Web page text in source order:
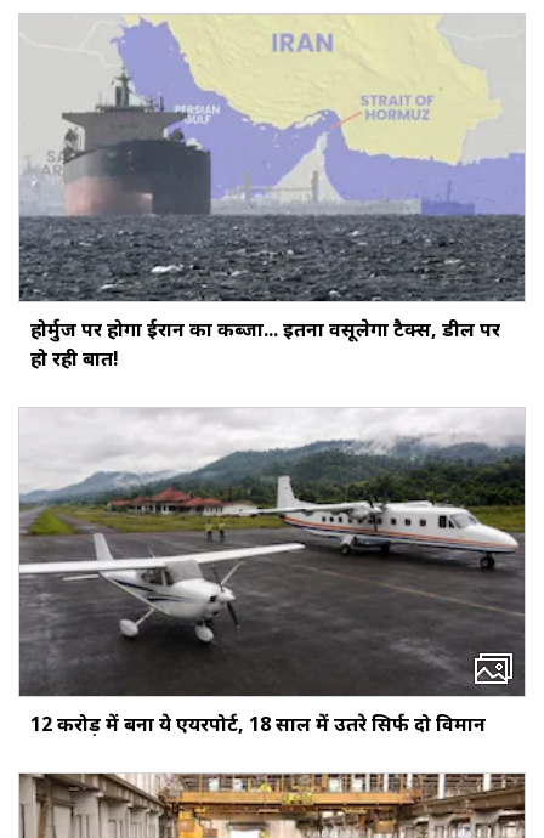
होर्मुज पर होगा ईरान का कब्जा... इतना वसूलेगा टैक्स, डील पर
हो रही बात!
12 करोड़ में बना ये एयरपोर्ट, 18 साल में उतरे सिर्फ दो विमान